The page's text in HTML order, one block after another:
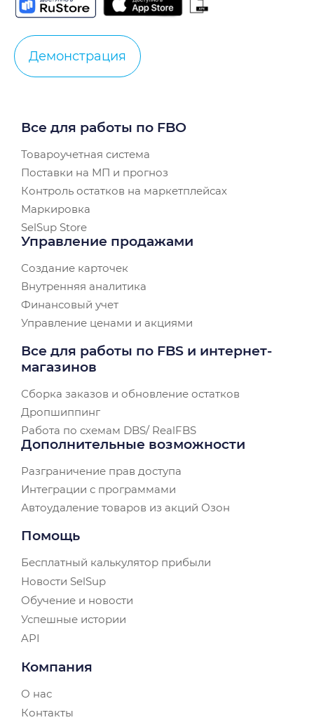
Демонстрация
Все для работы по FBO
Товароучетная система
Поставки на МП и прогноз
Контроль остатков на маркетплейсах
Маркировка
SelSup Store
Управление продажами
Создание карточек
Внутренняя аналитика
Финансовый учет
Управление ценами и акциями
Все для работы по FBS и интернет-
магазинов
Сборка заказов и обновление остатков
Дропшиппинг
Работа по схемам DBS/ RealFBS
Дополнительные возможности
Разграничение прав доступа
Интеграции с программами
Автоудаление товаров из акций Озон
Помощь
Бесплатный калькулятор прибыли
Новости SelSup
Обучение и новости
Успешные истории
API
Компания
О нас
Контакты